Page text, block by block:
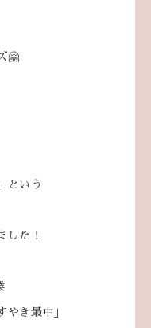
🤗
という
した！
き最中」